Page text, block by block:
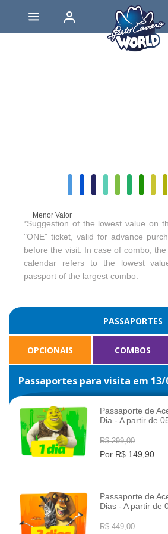
Menor Valor
*Suggestion of the lowest value on
"ONE" ticket, valid for advance
before the visit. In case of combo,
calendar refers to the lowest
passport of the largest combo.
PASSAPORTES
OPCIONAIS COMBOS
Passaportes para visita em 13/
INFO
Passaporte de
Dia - A partir de
R$ 299,00
Por R$ 149,90
INFO
Passaporte de
Dias - A partir de
R$ 449,00